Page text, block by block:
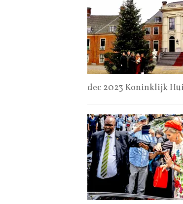
dec 2023 Koninklijk